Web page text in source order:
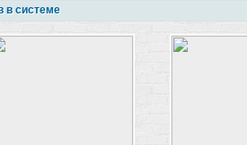
в системе